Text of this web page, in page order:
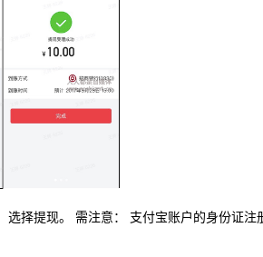
择提现。 需注意： 支付宝账户的身份证